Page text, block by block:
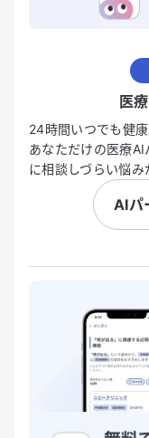
医
24時間いつでも健
あなただけの医療
に相談しづらい悩
AIパ